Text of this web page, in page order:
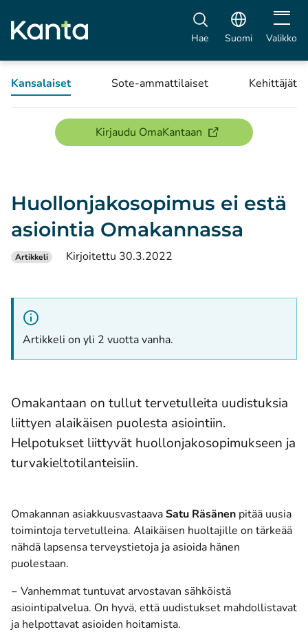
Hae Suomi Avaa
Valikko
Kansalaiset Sote-ammattilaiset Kehittäjät
Kirjaudu OmaKantaan(avautuu uuteen
Huollonjakosopimus ei estä
asiointia Omakannassa
Artikkeli Kirjoitettu 30.3.2022
Artikkeli on yli 2 vuotta vanha.
Omakantaan on tullut tervetulleita uudistuksia
liittyen alaikäisen puolesta asiointiin.
Helpotukset liittyvät huollonjakosopimukseen ja
turvakieltotilanteisiin.
Omakannan asiakkuusvastaavaSatu Räsänen pitää uusia
toimintoja tervetulleina. Alaikäisen huoltajille on tärkeää
nähdä lapsensa terveystietoja ja asioida hänen
puolestaan.
‒ Vanhemmat tuntuvat arvostavan sähköistä
asiointipalvelua. On hyvä, että uudistukset mahdollistavat
ja helpottavat asioiden hoitamista.